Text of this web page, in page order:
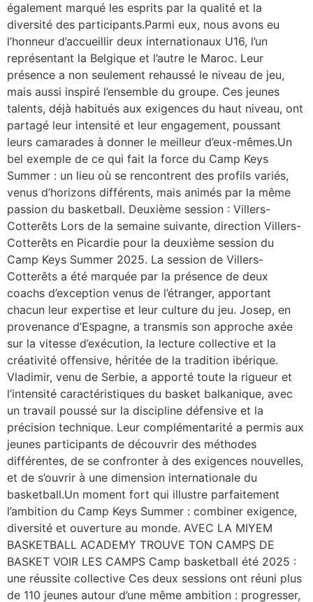
également marqué les esprits par la qualité et la
diversité des participants.Parmi eux, nous avons eu
l’honneur d’accueillir deux internationaux U16, l’un
représentant la Belgique et l’autre le Maroc. Leur
présence a non seulement rehaussé le niveau de jeu,
mais aussi inspiré l’ensemble du groupe. Ces jeunes
talents, déjà habitués aux exigences du haut niveau, ont
partagé leur intensité et leur engagement, poussant
leurs camarades à donner le meilleur d’eux-mêmes.Un
bel exemple de ce qui fait la force du Camp Keys
Summer : un lieu où se rencontrent des profils variés,
venus d’horizons différents, mais animés par la même
passion du basketball. Deuxième session : Villers-
Cotterêts Lors de la semaine suivante, direction Villers-
Cotterêts en Picardie pour la deuxième session du
Camp Keys Summer 2025. La session de Villers-
Cotterêts a été marquée par la présence de deux
coachs d’exception venus de l’étranger, apportant
chacun leur expertise et leur culture du jeu. Josep, en
provenance d’Espagne, a transmis son approche axée
sur la vitesse d’exécution, la lecture collective et la
créativité offensive, héritée de la tradition ibérique.
Vladimir, venu de Serbie, a apporté toute la rigueur et
l’intensité caractéristiques du basket balkanique, avec
un travail poussé sur la discipline défensive et la
précision technique. Leur complémentarité a permis aux
jeunes participants de découvrir des méthodes
différentes, de se confronter à des exigences nouvelles,
et de s’ouvrir à une dimension internationale du
basketball.Un moment fort qui illustre parfaitement
l’ambition du Camp Keys Summer : combiner exigence,
diversité et ouverture au monde. AVEC LA MIYEM
BASKETBALL ACADEMY TROUVE TON CAMPS DE
BASKET VOIR LES CAMPS Camp basketball été 2025 :
une réussite collective Ces deux sessions ont réuni plus
de 110 jeunes autour d’une même ambition : progresser,